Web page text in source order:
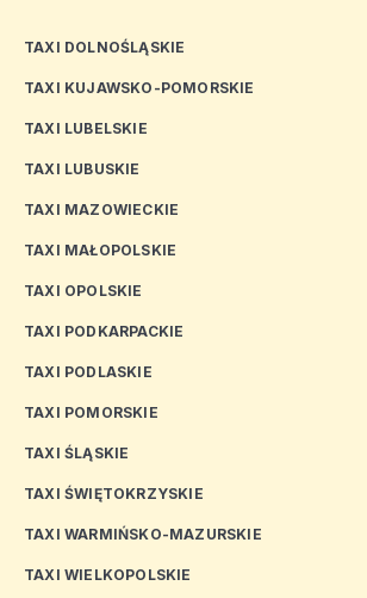
TAXI DOLNOŚLĄSKIE
TAXI KUJAWSKO-POMORSKIE
TAXI LUBELSKIE
TAXI LUBUSKIE
TAXI MAZOWIECKIE
TAXI MAŁOPOLSKIE
TAXI OPOLSKIE
TAXI PODKARPACKIE
TAXI PODLASKIE
TAXI POMORSKIE
TAXI ŚLĄSKIE
TAXI ŚWIĘTOKRZYSKIE
TAXI WARMIŃSKO-MAZURSKIE
TAXI WIELKOPOLSKIE